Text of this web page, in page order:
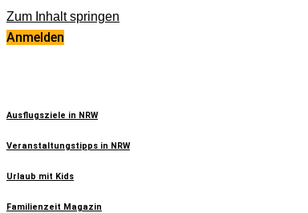
Zum Inhalt springen
Anmelden
Ausflugsziele in NRW
Veranstaltungstipps in NRW
Urlaub mit Kids
Familienzeit Magazin